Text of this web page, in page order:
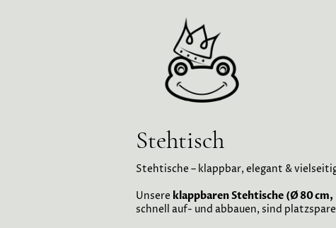
Stehtisch
Stehtische – klappbar, elegant &
Unsere klappbaren Stehtische (Ø 80 cm,
schnell auf- und abbauen, sind